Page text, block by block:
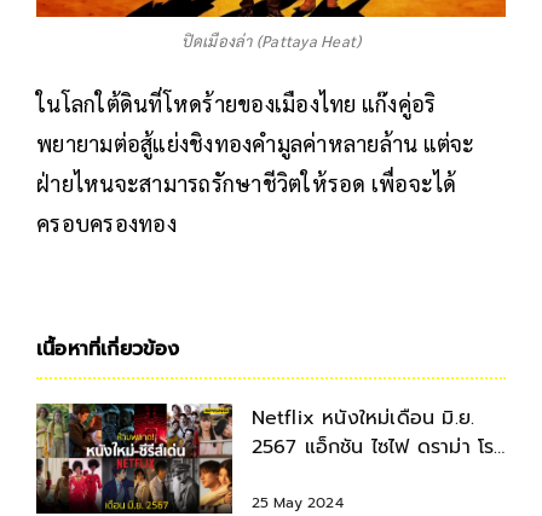
ปิดเมืองล่า (Pattaya Heat)
ในโลกใต้ดินที่โหดร้ายของเมืองไทย แก๊งคู่อริ
พยายามต่อสู้แย่งชิงทองคำมูลค่าหลายล้าน แต่จะ
ฝ่ายไหนจะสามารถรักษาชีวิตให้รอด เพื่อจะได้
ครอบครองทอง
เนื้อหาที่เกี่ยวข้อง
Netflix หนังใหม่เดือน มิ.ย.
2567 แอ็กชัน ไซไฟ ดราม่า โร
25 May 2024